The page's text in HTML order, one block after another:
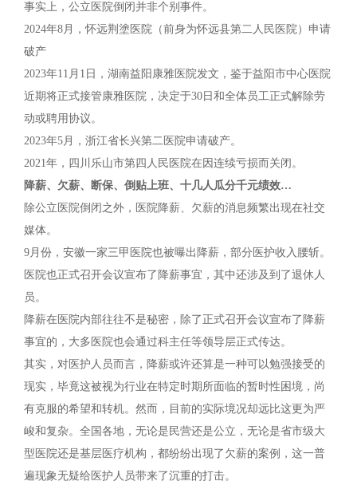
事实上，公立医院倒闭并非个别事件。
2024年8月，怀远荆塗医院（前身为怀远县第二人民医院）申请
破产
2023年11月1日，湖南益阳康雅医院发文，鉴于益阳市中心医院
近期将正式接管康雅医院，决定于30日和全体员工正式解除劳
动或聘用协议。
2023年5月，浙江省长兴第二医院申请破产。
2021年，四川乐山市第四人民医院在因连续亏损而关闭。
降薪、欠薪、断保、倒贴上班、十几人瓜分千元绩效…
除公立医院倒闭之外，医院降薪、欠薪的消息频繁出现在社交
媒体。
9月份，安徽一家三甲医院也被曝出降薪，部分医护收入腰斩。
医院也正式召开会议宣布了降薪事宜，其中还涉及到了退休人
员。
降薪在医院内部往往不是秘密，除了正式召开会议宣布了降薪
事宜的，大多医院也会通过科主任等领导层正式传达。
其实，对医护人员而言，降薪或许还算是一种可以勉强接受的
现实，毕竟这被视为行业在特定时期所面临的暂时性困境，尚
有克服的希望和转机。然而，目前的实际境况却远比这更为严
峻和复杂。全国各地，无论是民营还是公立，无论是省市级大
型医院还是基层医疗机构，都纷纷出现了欠薪的案例，这一普
遍现象无疑给医护人员带来了沉重的打击。